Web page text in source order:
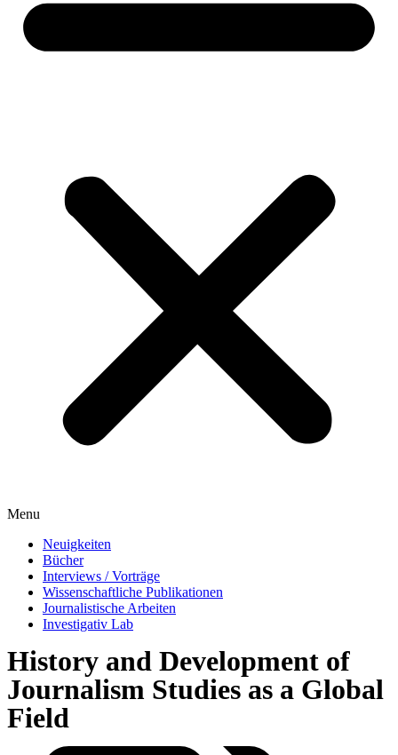
Menu
Neuigkeiten
Bücher
Interviews / Vorträge
Wissenschaftliche Publikationen
Journalistische Arbeiten
Investigativ Lab
History and Development of
Journalism Studies as a Global
Field